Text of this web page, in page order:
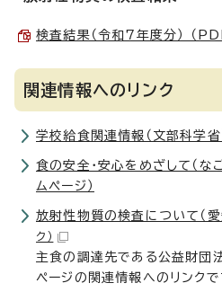
検査結果（令和7年度分） （
関連情報へのリンク
学校給食関連情報（文部科学省
食の安全・安心をめざして（な
ムページ）
放射性物質の検査について（愛
ク）
主食の調達先である公益財団
ページの関連情報へのリンクで